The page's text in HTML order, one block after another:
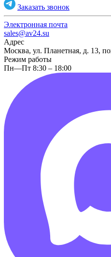
Заказать звонок
Электронная почта
sales@av24.su
Адрес
Москва, ул. Планетная, д. 13,
Режим работы
Пн—Пт 8:30 – 18:00